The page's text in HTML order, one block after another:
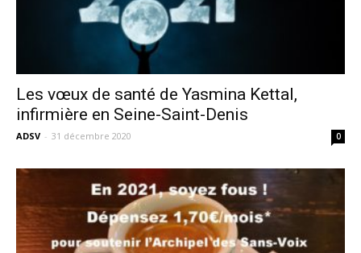
Les vœux de santé de Yasmina Kettal,
infirmière en Seine-Saint-Denis
ADSV - 31 décembre 2020 0